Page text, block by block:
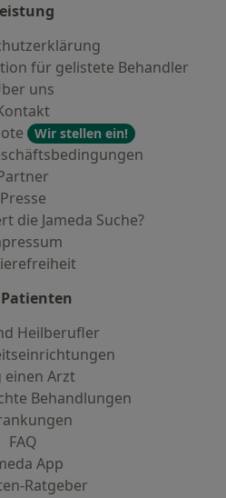
für gelistete Behandler
uns
Wir stellen ein!
Presse
die Jameda Suche?
Heilberufler
einen Arzt
Behandlungen
FAQ
App
Ratgeber